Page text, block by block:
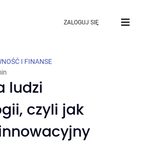
ZALOGUJ SIĘ
I FINANSE
ludzi
czyli jak